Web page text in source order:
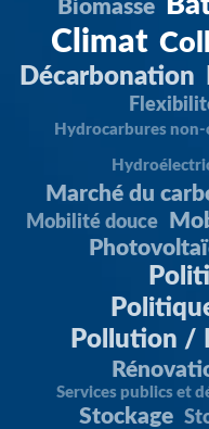
Biomasse
Climat
Décarbonation
Hydrocarbures
Marché du
Mobilité douce
Pollution /
Services publics et
Stockage